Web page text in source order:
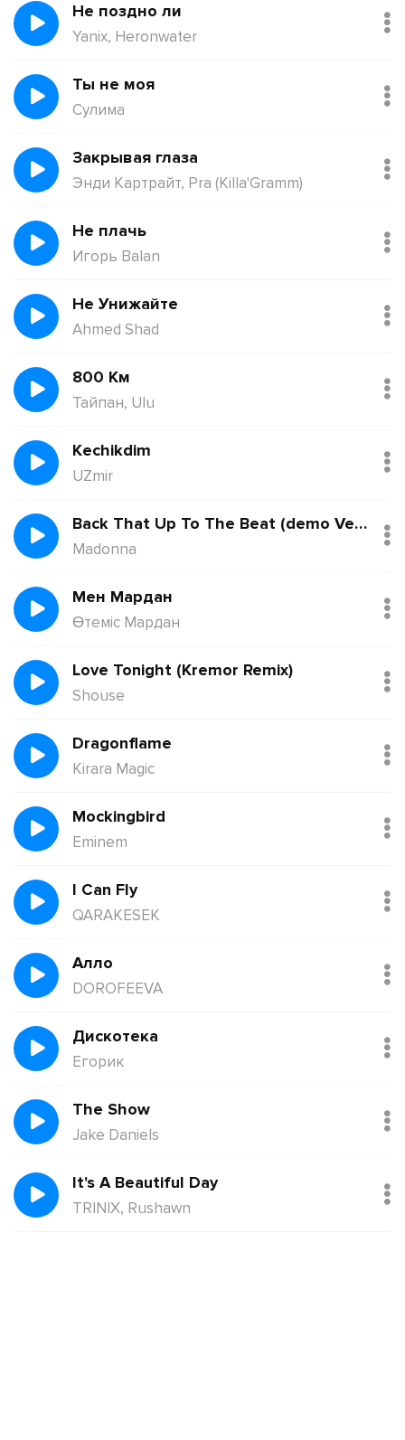
Не поздно ли
Yanix, Heronwater
Ты не моя
Сулима
Закрывая глаза
Энди Картрайт, Pra (Killa'Gramm)
Не плачь
Игорь Balan
Не Унижайте
Ahmed Shad
800 Км
Тайпан, Ulu
Kechikdim
UZmir
Back That Up To The Beat (demo Version)
Madonna
Мен Мардан
Өтеміс Мардан
Love Tonight (Kremor Remix)
Shouse
Dragonflame
Kirara Magic
Mockingbird
Eminem
I Can Fly
QARAKESEK
Алло
DOROFEEVA
Дискотека
Егорик
The Show
Jake Daniels
It's A Beautiful Day
TRINIX, Rushawn